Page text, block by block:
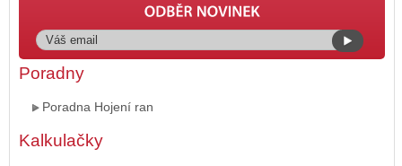
Poradny
Poradna Hojení ran
Kalkulačky